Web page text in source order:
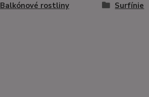
Balkónové rostliny Surfínie